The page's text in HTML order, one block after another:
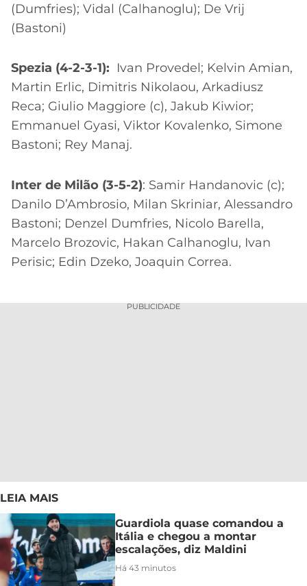
(Dumfries); Vidal (Calhanoglu); De Vrij
(Bastoni)
Spezia (4-2-3-1): Ivan Provedel; Kelvin Amian,
Martin Erlic, Dimitris Nikolaou, Arkadiusz
Reca; Giulio Maggiore (c), Jakub Kiwior;
Emmanuel Gyasi, Viktor Kovalenko, Simone
Bastoni; Rey Manaj.
Inter de Milão (3-5-2): Samir Handanovic (c);
Danilo D’Ambrosio, Milan Skriniar, Alessandro
Bastoni; Denzel Dumfries, Nicolo Barella,
Marcelo Brozovic, Hakan Calhanoglu, Ivan
Perisic; Edin Dzeko, Joaquin Correa.
PUBLICIDADE
LEIA MAIS
Guardiola quase comandou a
Itália e chegou a montar
escalações, diz Maldini
Há 43 minutos